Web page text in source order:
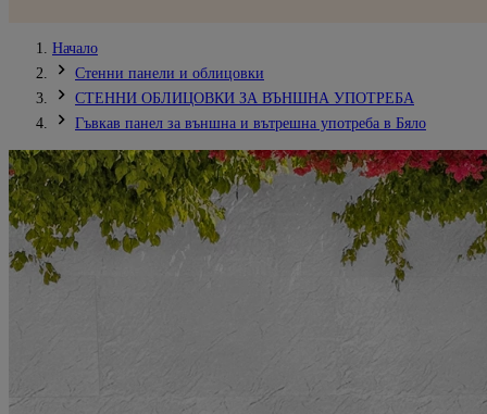
Начало
Стенни панели и облицовки
СТЕННИ ОБЛИЦОВКИ ЗА ВЪНШНА УПОТРЕБА
Гъвкав панел за външна и вътрешна употреба в Бяло